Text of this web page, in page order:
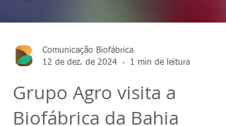
Comunicação Biofábrica
12 de dez. de 2024
1 min de leitura
Grupo Agro visita a
Biofábrica da Bahia